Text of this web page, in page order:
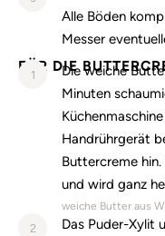
Alle Böden
Messer
FÜR DIE
1
Die weiche
Minuten
Handrührgerät
Buttercreme
und wird ganz
weiche Butter aus
2
Das Puder-Xylit